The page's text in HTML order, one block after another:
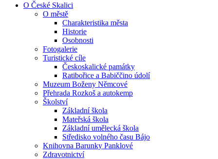
O České Skalici
O městě
Charakteristika města
Historie
Osobnosti
Fotogalerie
Turistické cíle
Českoskalické památky
Ratibořice a Babiččino údolí
Muzeum Boženy Němcové
Přehrada Rozkoš a autokemp
Školství
Základní škola
Mateřská škola
Základní umělecká škola
Středisko volného času Bájo
Knihovna Barunky Panklové
Zdravotnictví